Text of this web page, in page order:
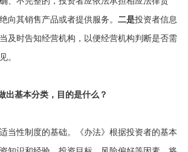
向其销售产品或者提供服务。 二是投资者信息
及时告知经营机构，以便经营机构判断是否需
。
出基本分类，目的是什么？
当性制度的基础。《办法》根据投资者的基本